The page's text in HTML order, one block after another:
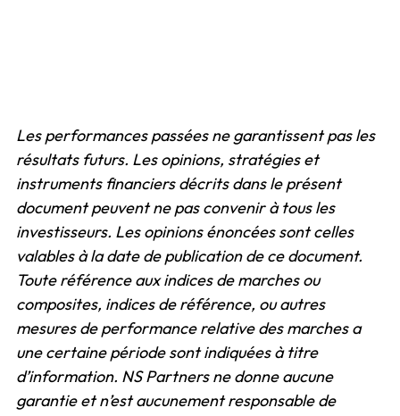
Les performances passées ne garantissent pas les
résultats futurs. Les opinions, stratégies et
instruments financiers décrits dans le présent
document peuvent ne pas convenir à tous les
investisseurs. Les opinions énoncées sont celles
valables à la date de publication de ce document.
Toute référence aux indices de marches ou
composites, indices de référence, ou autres
mesures de performance relative des marches a
une certaine période sont indiquées à titre
d’information. NS Partners ne donne aucune
garantie et n’est aucunement responsable de